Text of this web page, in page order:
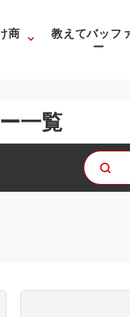
商 教えてバッフ
ー
一覧